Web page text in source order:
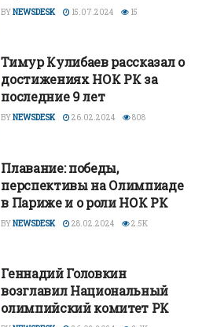
BYNEWSDESK 15.07.2024 15
Тимур Кулибаев рассказал о
достижениях НОК РК за
последние 9 лет
BYNEWSDESK 26.02.2024 808
Плавание: победы,
перспективы на Олимпиаде
в Париже и о роли НОК РК
BYNEWSDESK 28.02.2024 2.5K
Геннадий Головкин
возглавил Национальный
олимпийский комитет РК